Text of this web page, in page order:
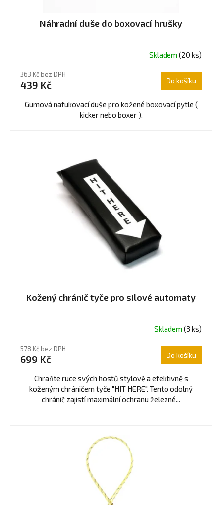
Náhradní duše do boxovací hrušky
Skladem (20 ks)
363 Kč bez DPH
439 Kč Do košíku
Gumová nafukovací duše pro kožené boxovací pytle (
kicker nebo boxer ).
Kožený chránič tyče pro silové automaty
Skladem (3 ks)
578 Kč bez DPH
699 Kč Do košíku
Chraňte ruce svých hostů stylově a efektivně s
koženým chráničem tyče "HIT HERE". Tento odolný
chránič zajistí maximální ochranu železné...